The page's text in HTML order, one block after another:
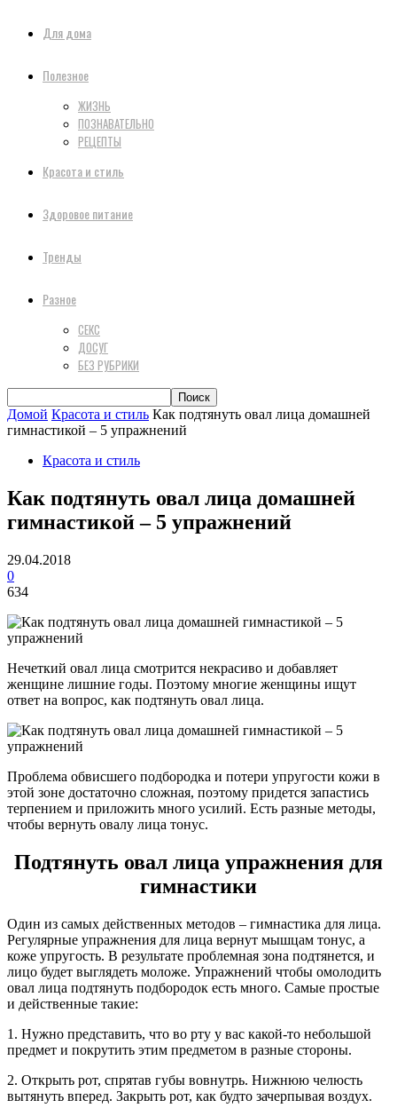
Для дома
Полезное
ЖИЗНЬ
ПОЗНАВАТЕЛЬНО
РЕЦЕПТЫ
Красота и стиль
Здоровое питание
Тренды
Разное
СЕКС
ДОСУГ
БЕЗ РУБРИКИ
Домой Красота и стиль Как подтянуть овал лица домашней
гимнастикой – 5 упражнений
Красота и стиль
Как подтянуть овал лица домашней
гимнастикой – 5 упражнений
29.04.2018
0
634
Нечеткий овал лица смотрится некрасиво и добавляет
женщине лишние годы. Поэтому многие женщины ищут
ответ на вопрос, как подтянуть овал лица.
Проблема обвисшего подбородка и потери упругости кожи в
этой зоне достаточно сложная, поэтому придется запастись
терпением и приложить много усилий. Есть разные методы,
чтобы вернуть овалу лица тонус.
Подтянуть овал лица упражнения для
гимнастики
Один из самых действенных методов – гимнастика для лица.
Регулярные упражнения для лица вернут мышцам тонус, а
коже упругость. В результате проблемная зона подтянется, и
лицо будет выглядеть моложе. Упражнений чтобы омолодить
овал лица подтянуть подбородок есть много. Самые простые
и действенные такие:
1. Нужно представить, что во рту у вас какой-то небольшой
предмет и покрутить этим предметом в разные стороны.
2. Открыть рот, спрятав губы вовнутрь. Нижнюю челюсть
вытянуть вперед. Закрыть рот, как будто зачерпывая воздух.